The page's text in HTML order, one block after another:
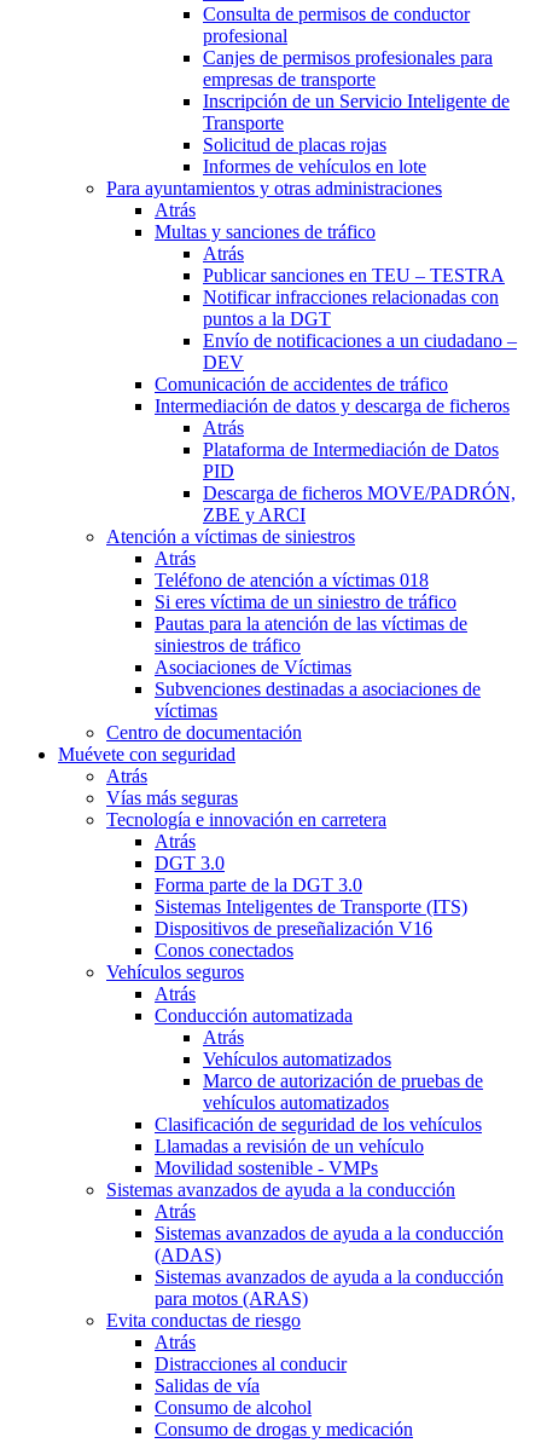
Consulta de permisos de conductor
profesional
Canjes de permisos profesionales para
empresas de transporte
Inscripción de un Servicio Inteligente de
Transporte
Solicitud de placas rojas
Informes de vehículos en lote
Para ayuntamientos y otras administraciones
Atrás
Multas y sanciones de tráfico
Atrás
Publicar sanciones en TEU – TESTRA
Notificar infracciones relacionadas con
puntos a la DGT
Envío de notificaciones a un ciudadano –
DEV
Comunicación de accidentes de tráfico
Intermediación de datos y descarga de ficheros
Atrás
Plataforma de Intermediación de Datos
PID
Descarga de ficheros MOVE/PADRÓN,
ZBE y ARCI
Atención a víctimas de siniestros
Atrás
Teléfono de atención a víctimas 018
Si eres víctima de un siniestro de tráfico
Pautas para la atención de las víctimas de
siniestros de tráfico
Asociaciones de Víctimas
Subvenciones destinadas a asociaciones de
víctimas
Centro de documentación
Muévete con seguridad
Atrás
Vías más seguras
Tecnología e innovación en carretera
Atrás
DGT 3.0
Forma parte de la DGT 3.0
Sistemas Inteligentes de Transporte (ITS)
Dispositivos de preseñalización V16
Conos conectados
Vehículos seguros
Atrás
Conducción automatizada
Atrás
Vehículos automatizados
Marco de autorización de pruebas de
vehículos automatizados
Clasificación de seguridad de los vehículos
Llamadas a revisión de un vehículo
Movilidad sostenible - VMPs
Sistemas avanzados de ayuda a la conducción
Atrás
Sistemas avanzados de ayuda a la conducción
(ADAS)
Sistemas avanzados de ayuda a la conducción
para motos (ARAS)
Evita conductas de riesgo
Atrás
Distracciones al conducir
Salidas de vía
Consumo de alcohol
Consumo de drogas y medicación